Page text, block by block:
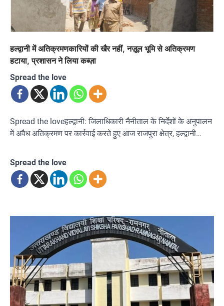
हल्द्वानी में अतिक्रमणकारियों की खैर नहीं, नज़ूल भूमि से अतिक्रमण
हटाया, प्रशासन ने लिया कब्ज़ा
Spread the love
Spread the loveहल्द्वानी: जिलाधिकारी नैनीताल के निर्देशों के अनुपालन
में अवैध अतिक्रमण पर कार्रवाई करते हुए आज राजपुरा क्षेत्र, हल्द्वानी…
Spread the love